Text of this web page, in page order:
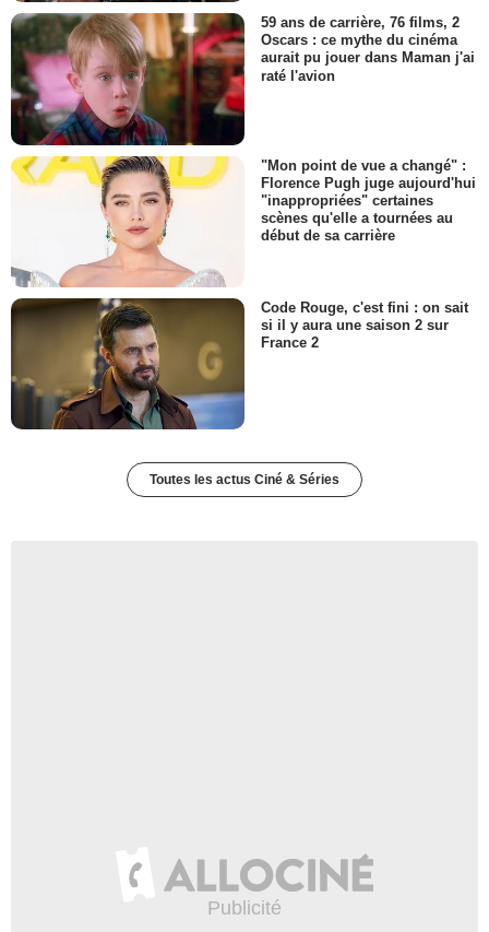
59 ans de carrière, 76 films, 2
Oscars : ce mythe du cinéma
aurait pu jouer dans Maman j'ai
raté l'avion
"Mon point de vue a changé" :
Florence Pugh juge aujourd'hui
"inappropriées" certaines
scènes qu'elle a tournées au
début de sa carrière
Code Rouge, c'est fini : on sait
si il y aura une saison 2 sur
France 2
Toutes les actus Ciné & Séries